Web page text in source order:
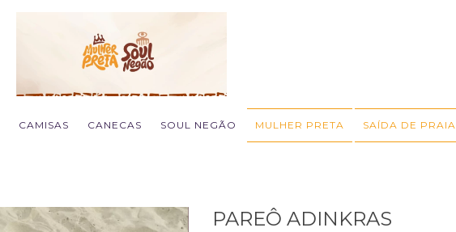
CAMISAS CANECAS SOUL NEGÃO MULHER PRETA SAÍDA DE PRAIA
PAREÔ ADINKRAS